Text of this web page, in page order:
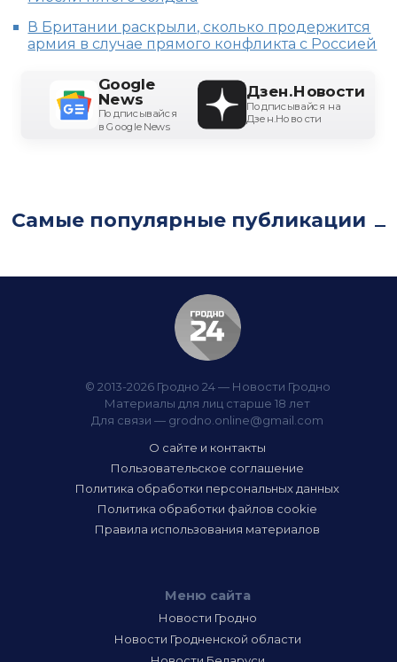
В Британии раскрыли, сколько продержится
армия в случае прямого конфликта с Россией
Google
News
Подписывайся
в Google News
Дзен.Новости
Подписывайся на
Дзен.Новости
Самые популярные публикации
© 2013-2026 Гродно 24 — Новости Гродно
Материалы для лиц старше 18 лет
Для связи — grodno.online@gmail.com
О сайте и контакты
Пользовательское соглашение
Политика обработки персональных данных
Политика обработки файлов cookie
Правила использования материалов
Меню сайта
Новости Гродно
Новости Гродненской области